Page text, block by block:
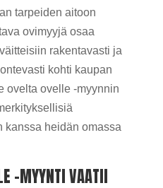
tarpeiden aitoon
ovimyyjä osaa
rakentavasti ja
kohti kaupan
ovelta ovelle -myynnin
kanssa heidän omassa
-MYYNTI VAATII